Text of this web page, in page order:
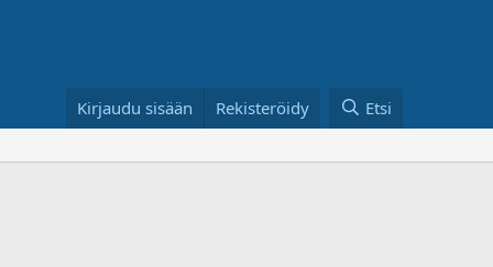
Kirjaudu sisään Rekisteröidy Etsi